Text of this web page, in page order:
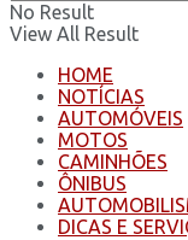
No Result
View All Result
HOME
NOTÍCIAS
AUTOMÓVEIS
MOTOS
CAMINHÕES
ÔNIBUS
DICAS E